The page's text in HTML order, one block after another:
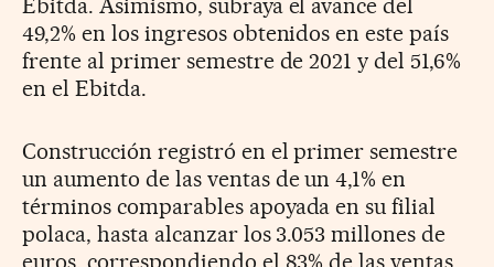
Ebitda. Asimismo, subraya el avance del
49,2% en los ingresos obtenidos en este país
frente al primer semestre de 2021 y del 51,6%
en el Ebitda.
Construcción registró en el primer semestre
un aumento de las ventas de un 4,1% en
términos comparables apoyada en su filial
polaca, hasta alcanzar los 3.053 millones de